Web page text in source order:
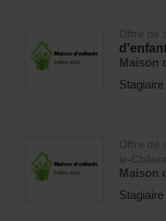
Offre de
Maison
Stagiaire
Offre de
le-
Maison
Stagiaire